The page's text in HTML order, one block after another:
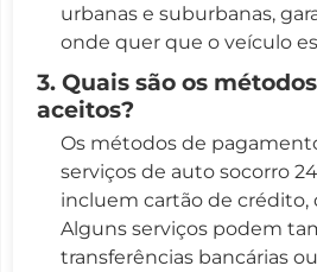
urbanas e suburbanas,
onde quer que o veículo
3. Quais são os
aceitos?
Os métodos de
serviços de auto socorro
incluem cartão de crédito,
Alguns serviços podem
transferências bancárias